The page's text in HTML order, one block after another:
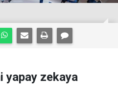
yapay zekaya